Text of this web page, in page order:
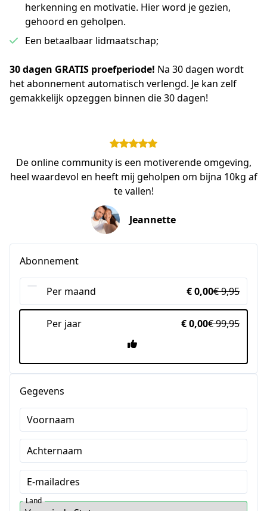
herkenning en motivatie. Hier word je gezien,
gehoord en geholpen.
Een betaalbaar lidmaatschap;
30 dagen GRATIS proefperiode! Na 30 dagen wordt
het abonnement automatisch verlengd. Je kan zelf
gemakkelijk opzeggen binnen die 30 dagen!
De online community is een motiverende omgeving,
heel waardevol en heeft mij geholpen om bijna 10kg af
te vallen!
Jeannette
Abonnement
Per maand € 0,00€ 9,95
Per jaar € 0,00€ 99,95
Gegevens
Voornaam
Achternaam
E-mailadres
Land